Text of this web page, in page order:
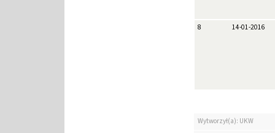
8 14-01-2016
Wytworzył(a): UKW